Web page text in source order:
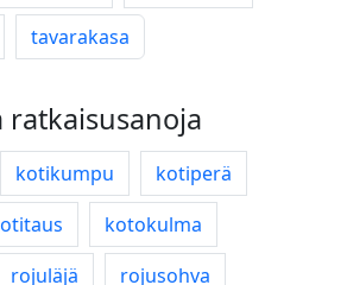
tavarakasa
ratkaisusanoja
kotikumpu
kotiperä
kotokulma
rojuläjä
rojusohva